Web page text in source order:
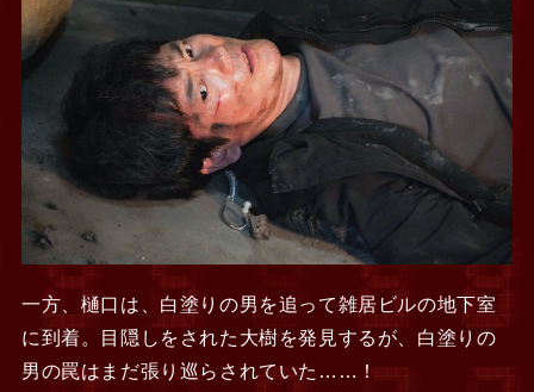
一方、樋口は、白塗りの男を追って雑居ビルの地下室
に到着。目隠しをされた大樹を発見するが、白塗りの
男の罠はまだ張り巡らされていた……！